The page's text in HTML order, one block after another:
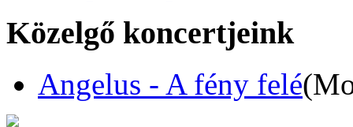
Közelgő koncertjeink
Angelus - A fény felé